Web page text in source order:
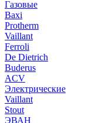
Газовые
Baxi
Protherm
Vaillant
Ferroli
De Dietrich
Buderus
ACV
Электрические
Vaillant
Stout
ЭВАН